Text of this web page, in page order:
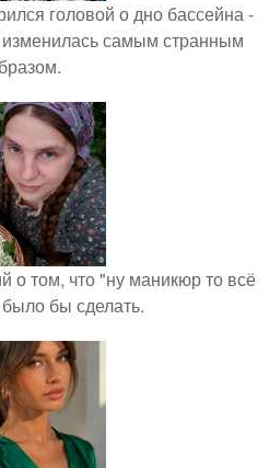
головой о дно бассейна -
изменилась самым странным
о том, что "ну маникюр то всё
бы сделать.